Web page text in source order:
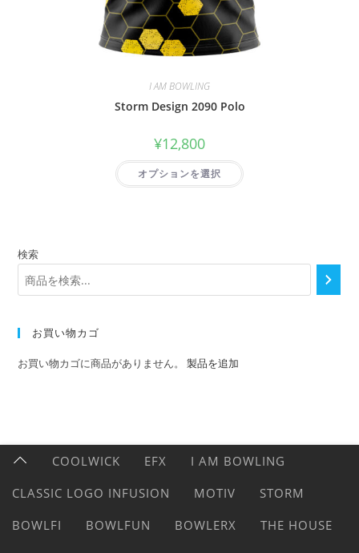
I AM BOWLING
Storm Design 2090 Polo
¥12,800
オプションを選択
検索
お買い物カゴ
お買い物カゴに商品がありません。製品を追加
COOLWICK EFX
I AM BOWLING
CLASSIC LOGO INFUSION
MOTIV
STORM
BOWLFI
BOWLFUN BOWLERX
THE HOUSE